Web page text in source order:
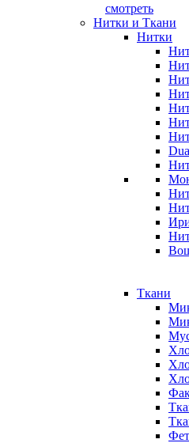
смотреть
Нитки и Ткани
Нитки
Ткани